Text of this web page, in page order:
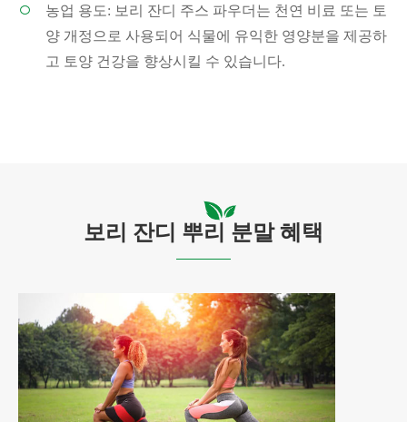
농업 용도: 보리 잔디 주스 파우더는 천연 비료 또는 토
양 개정으로 사용되어 식물에 유익한 영양분을 제공하
고 토양 건강을 향상시킬 수 있습니다.
보리 잔디 뿌리 분말 혜택